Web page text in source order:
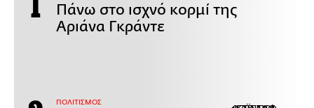
Πάνω στο ισχνό κορμί της
Αριάνα Γκράντε
ΠΟΛΙΤΙΣΜΟΣ